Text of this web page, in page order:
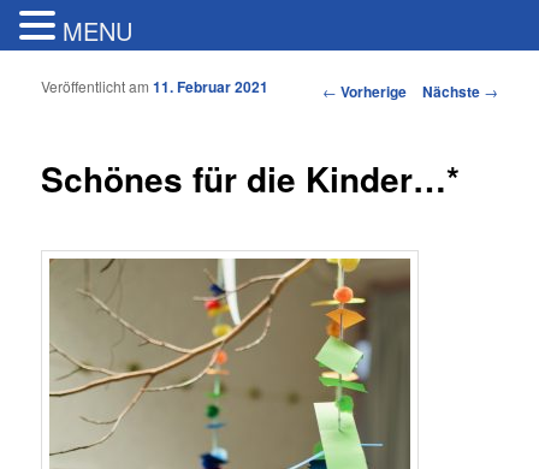
Artikelnavigation
← Vorherige Nächste →
Schönes für die Kinder…*
Veröffentlicht am11. Februar 2021
MENU